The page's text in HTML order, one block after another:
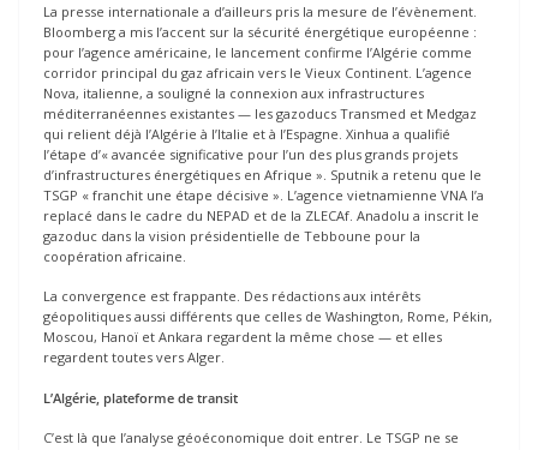
La presse internationale a d’ailleurs pris la mesure de l’évènement.
Bloomberg a mis l’accent sur la sécurité énergétique européenne :
pour l’agence américaine, le lancement confirme l’Algérie comme
corridor principal du gaz africain vers le Vieux Continent. L’agence
Nova, italienne, a souligné la connexion aux infrastructures
méditerranéennes existantes — les gazoducs Transmed et Medgaz
qui relient déjà l’Algérie à l’Italie et à l’Espagne. Xinhua a qualifié
l’étape d’« avancée significative pour l’un des plus grands projets
d’infrastructures énergétiques en Afrique ». Sputnik a retenu que le
TSGP « franchit une étape décisive ». L’agence vietnamienne VNA l’a
replacé dans le cadre du NEPAD et de la ZLECAf. Anadolu a inscrit le
gazoduc dans la vision présidentielle de Tebboune pour la
coopération africaine.
La convergence est frappante. Des rédactions aux intérêts
géopolitiques aussi différents que celles de Washington, Rome, Pékin,
Moscou, Hanoï et Ankara regardent la même chose — et elles
regardent toutes vers Alger.
L’Algérie, plateforme de transit
C’est là que l’analyse géoéconomique doit entrer. Le TSGP ne se